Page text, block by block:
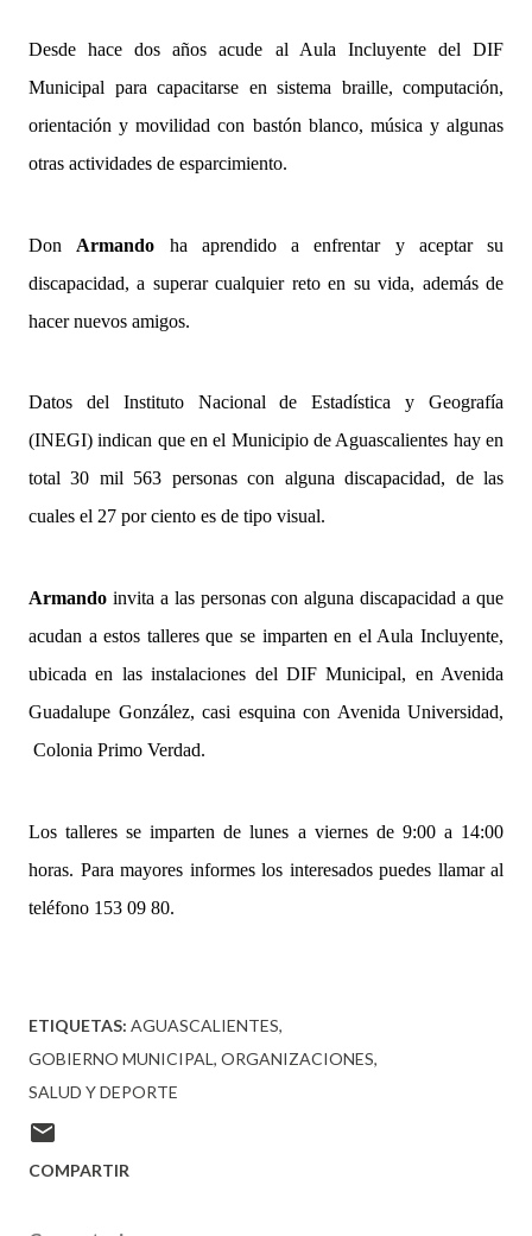
Desde hace dos años acude al Aula Incluyente del DIF
Municipal para capacitarse en sistema braille, computación,
orientación y movilidad con bastón blanco, música y algunas
otras actividades de esparcimiento.
Don Armando ha aprendido a enfrentar y aceptar su
discapacidad, a superar cualquier reto en su vida, además de
hacer nuevos amigos.
Datos del Instituto Nacional de Estadística y Geografía
(INEGI) indican que en el Municipio de Aguascalientes hay en
total 30 mil 563 personas con alguna discapacidad, de las
cuales el 27 por ciento es de tipo visual.
Armando invita a las personas con alguna discapacidad a que
acudan a estos talleres que se imparten en el Aula Incluyente,
ubicada en las instalaciones del DIF Municipal, en Avenida
Guadalupe González, casi esquina con Avenida Universidad,
Colonia Primo Verdad.
Los talleres se imparten de lunes a viernes de 9:00 a 14:00
horas. Para mayores informes los interesados puedes llamar al
teléfono 153 09 80.
ETIQUETAS: AGUASCALIENTES
GOBIERNO MUNICIPAL ORGANIZACIONES
SALUD Y DEPORTE
COMPARTIR